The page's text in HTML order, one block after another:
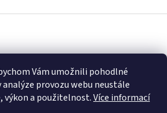
Vám umožnili pohodlné
provozu webu neustále
výkon a použitelnost.Více informací
0KS /0 KČ